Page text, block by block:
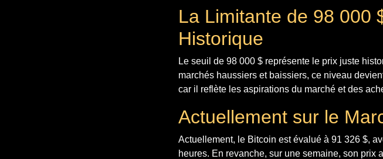
La Limitante de 98 000
Historique
Le seuil de 98 000 $ représente le prix juste
marchés haussiers et baissiers, ce niveau
car il reflète les aspirations du marché et des
Actuellement sur le
Actuellement, le Bitcoin est évalué à 91 326 $,
heures. En revanche, sur une semaine, son prix